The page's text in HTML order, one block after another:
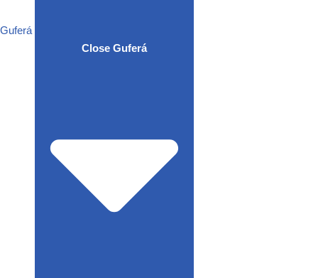
Guferá
Close Guferá